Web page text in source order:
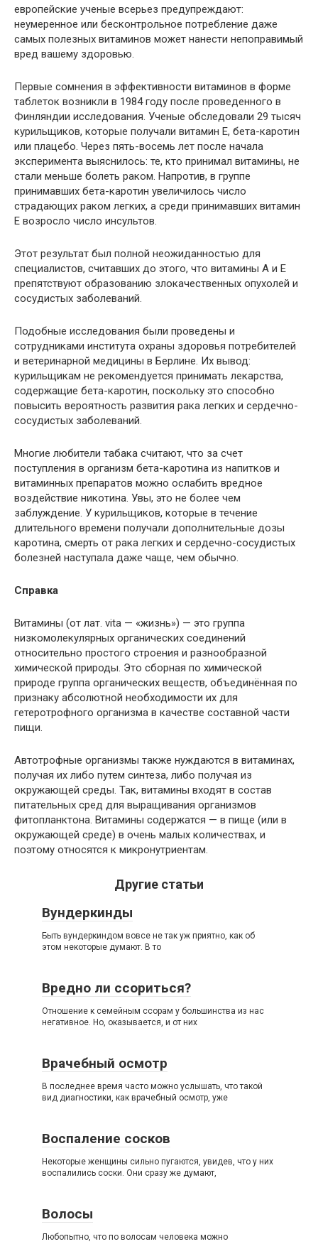
европейские ученые всерьез предупреждают:
неумеренное или бесконтрольное потребление даже
самых полезных витаминов может нанести непоправимый
вред вашему здоровью.
Первые сомнения в эффективности витаминов в форме
таблеток возникли в 1984 году после проведенного в
Финляндии исследования. Ученые обследовали 29 тысяч
курильщиков, которые получали витамин Е, бета-каротин
или плацебо. Через пять-восемь лет после начала
эксперимента выяснилось: те, кто принимал витамины, не
стали меньше болеть раком. Напротив, в группе
принимавших бета-каротин увеличилось число
страдающих раком легких, а среди принимавших витамин
Е возросло число инсультов.
Этот результат был полной неожиданностью для
специалистов, считавших до этого, что витамины А и Е
препятствуют образованию злокачественных опухолей и
сосудистых заболеваний.
Подобные исследования были проведены и
сотрудниками института охраны здоровья потребителей
и ветеринарной медицины в Берлине. Их вывод:
курильщикам не рекомендуется принимать лекарства,
содержащие бета-каротин, поскольку это способно
повысить вероятность развития рака легких и сердечно-
сосудистых заболеваний.
Многие любители табака считают, что за счет
поступления в организм бета-каротина из напитков и
витаминных препаратов можно ослабить вредное
воздействие никотина. Увы, это не более чем
заблуждение. У курильщиков, которые в течение
длительного времени получали дополнительные дозы
каротина, смерть от рака легких и сердечно-сосудистых
болезней наступала даже чаще, чем обычно.
Справка
Витамины (от лат. vita — «жизнь») — это группа
низкомолекулярных органических соединений
относительно простого строения и разнообразной
химической природы. Это сборная по химической
природе группа органических веществ, объединённая по
признаку абсолютной необходимости их для
гетеротрофного организма в качестве составной части
пищи.
Автотрофные организмы также нуждаются в витаминах,
получая их либо путем синтеза, либо получая из
окружающей среды. Так, витамины входят в состав
питательных сред для выращивания организмов
фитопланктона. Витамины содержатся — в пище (или в
окружающей среде) в очень малых количествах, и
поэтому относятся к микронутриентам.
Другие статьи
Вундеркинды
Быть вундеркиндом вовсе не так уж приятно, как об
этом некоторые думают. В то
Вредно ли ссориться?
Отношение к семейным ссорам у большинства из нас
негативное. Но, оказывается, и от них
Врачебный осмотр
В последнее время часто можно услышать, что такой
вид диагностики, как врачебный осмотр, уже
Воспаление сосков
Некоторые женщины сильно пугаются, увидев, что у них
воспалились соски. Они сразу же думают,
Волосы
Любопытно, что по волосам человека можно